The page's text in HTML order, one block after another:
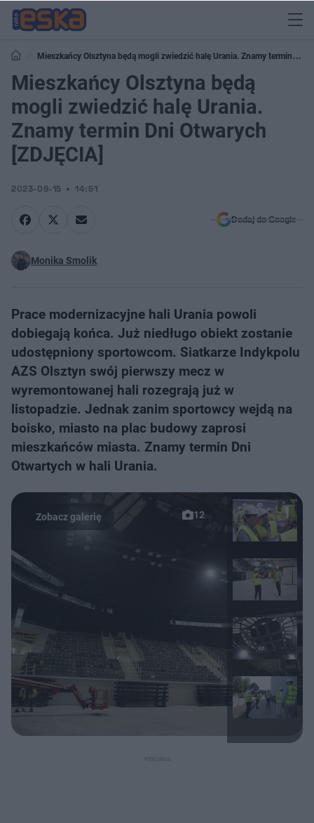
Mieszkańcy Olsztyna będą mogli zwiedzić halę Urania. Znamy termin Dni
Otwarych [ZDJĘCIA]
Mieszkańcy Olsztyna będą
mogli zwiedzić halę Urania.
Znamy termin Dni Otwarych
[ZDJĘCIA]
2023-09-15 14:51
Dodaj do Google
Monika Smolik
Prace modernizacyjne hali Urania powoli
dobiegają końca. Już niedługo obiekt zostanie
udostępniony sportowcom. Siatkarze Indykpolu
AZS Olsztyn swój pierwszy mecz w
wyremontowanej hali rozegrają już w
listopadzie. Jednak zanim sportowcy wejdą na
boisko, miasto na plac budowy zaprosi
mieszkańców miasta. Znamy termin Dni
Otwartych w hali Urania.
12